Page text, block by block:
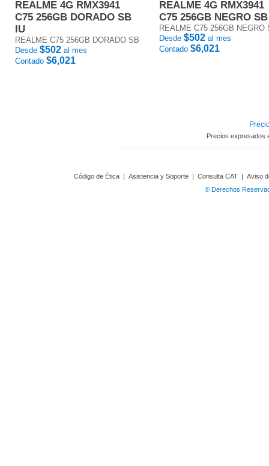
REALME 4G RMX3941
C75 256GB DORADO SB
IU
REALME C75 256GB DORADO SB
Desde $502 al mes
Contado $6,021
REALME 4G RMX3941
C75 256GB NEGRO
REALME C75 256GB NEGRO
Desde $502 al mes
Contado $6,021
Precios expresados
Código de Ética | Asistencia y Soporte | Consulta CAT | Aviso
© Derechos